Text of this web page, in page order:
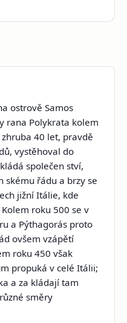
ostrově Samos
rana Polykrata kolem
40 let, pravdě
vystěhoval do
společen ství,
skému řádu a brzy se
jižní Itálie, kde
roku 500 se v
a Pýthagorás proto
ovšem vzápětí
roku 450 však
propuká v celé Itálii;
a za kládají tam
směry